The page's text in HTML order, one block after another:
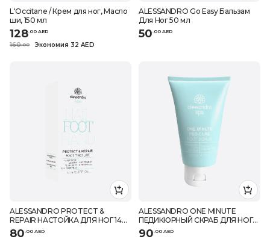
L'Occitane / Крем для ног, Масло
ши, 150 мл
128.00 AED
160.00 Экономия 32 AED
ALESSANDRO Go Easy Бальзам
Для Ног 50 мл
50.00 AED
ALESSANDRO PROTECT &
REPAIR НАСТОЙКА ДЛЯ НОГ 14
МЛ
80 00 AED
ALESSANDRO ONE MINUTE
ПЕДИКЮРНЫЙ СКРАБ ДЛЯ НОГ
75 МЛ
90 00 AED